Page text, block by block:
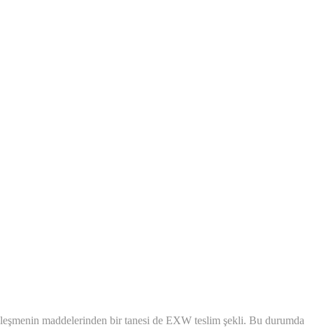
maddelerinden bir tanesi de EXW teslim şekli. Bu durumda